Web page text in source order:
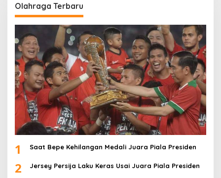
Olahraga Terbaru
1 Saat Bepe Kehilangan Medali Juara Piala Presiden
2 Jersey Persija Laku Keras Usai Juara Piala Presiden